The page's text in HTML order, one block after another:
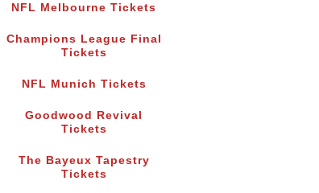
NFL Melbourne Tickets
Champions League Final
Tickets
NFL Munich Tickets
Goodwood Revival
Tickets
The Bayeux Tapestry
Tickets